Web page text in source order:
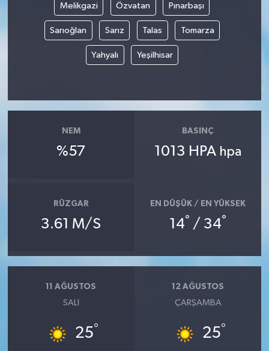
Melikgazi Özvatan Pınarbaşı
Sarıoğlan Sarız Talas Tomarza
Yahyalı Yeşilhisar
NEM
%57
BASINÇ
1013 HPA hpa
RÜZGAR
3.61 M/S
EN DÜŞÜK / EN YÜKSEK
14° / 34°
11 AĞUSTOS
SALI
25°
12 AĞUSTOS
ÇARŞAMBA
25°
Teknoloji
Yaşam